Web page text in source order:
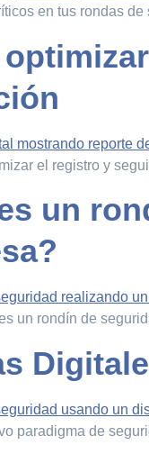
en tus rondas
el registro y
un
un rondín de
paradigma de